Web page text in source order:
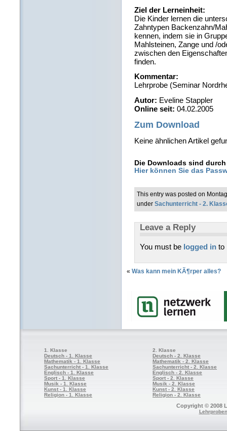
Ziel der Lerneinheit:
Die Kinder lernen die
Zahntypen Backenzahn/
kennen, indem sie in
Mahlsteinen, Zange und /
zwischen den
finden.
Kommentar:
Lehrprobe (Seminar
Autor: Eveline Stappler
Online seit: 04.02.2005
Zum Download
Keine ähnlichen Artikel
Die Downloads sind
Hier können Sie das
This entry was posted on
under Sachunterricht - 2.
Leave a Reply
You must be logged in to
« Was kann mein KÃ¶rper alles?
1. Klasse
Deutsch - 1. Klasse
Mathematik - 1. Klasse
Sachunterricht - 1. Klasse
Englisch - 1. Klasse
Sport - 1. Klasse
Musik - 1. Klasse
Kunst - 1. Klasse
Religion - 1. Klasse
2. Klasse
Deutsch - 2. Klasse
Mathematik - 2. Klasse
Sachunterricht - 2. Klasse
Englisch - 2. Klasse
Sport - 2. Klasse
Musik - 2. Klasse
Kunst - 2. Klasse
Religion - 2. Klasse
Copyright © 2008